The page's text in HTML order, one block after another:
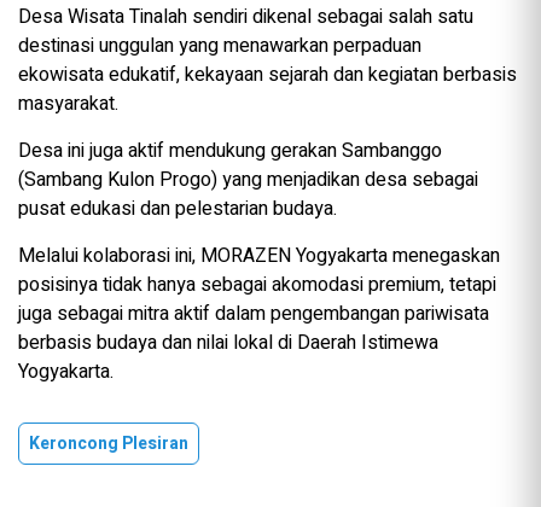
Desa Wisata Tinalah sendiri dikenal sebagai salah satu
destinasi unggulan yang menawarkan perpaduan
ekowisata edukatif, kekayaan sejarah dan kegiatan berbasis
masyarakat.
Desa ini juga aktif mendukung gerakan Sambanggo
(Sambang Kulon Progo) yang menjadikan desa sebagai
pusat edukasi dan pelestarian budaya.
Melalui kolaborasi ini, MORAZEN Yogyakarta menegaskan
posisinya tidak hanya sebagai akomodasi premium, tetapi
juga sebagai mitra aktif dalam pengembangan pariwisata
berbasis budaya dan nilai lokal di Daerah Istimewa
Yogyakarta.
Keroncong Plesiran